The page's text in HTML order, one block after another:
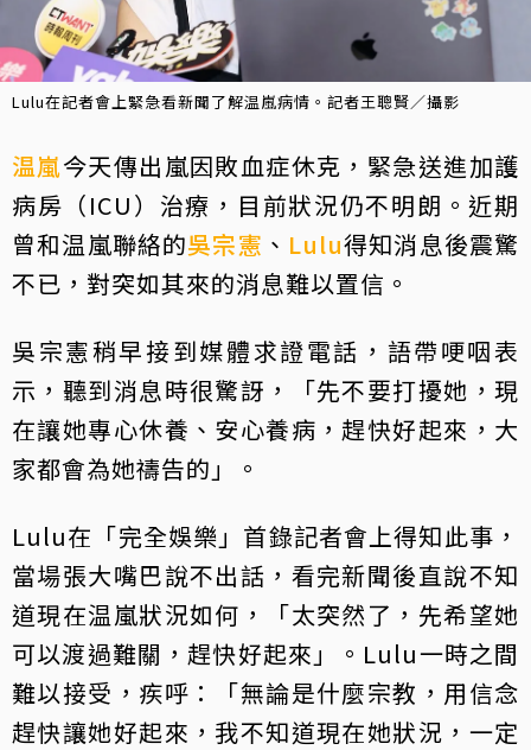
Lulu在記者會上緊急看新聞了解温嵐病情。記者王聰賢／攝影
温嵐今天傳出嵐因敗血症休克，緊急送進加護
病房（ICU）治療，目前狀況仍不明朗。近期
曾和温嵐聯絡的吳宗憲 、 Lulu得知消息後震驚
不已，對突如其來的消息難以置信。
吳宗憲稍早接到媒體求證電話，語帶哽咽表
示，聽到消息時很驚訝，「先不要打擾她，現
在讓她專心休養、安心養病，趕快好起來，大
家都會為她禱告的」。
Lulu在「完全娛樂」首錄記者會上得知此事，
當場張大嘴巴說不出話，看完新聞後直說不知
道現在温嵐狀況如何，「太突然了，先希望她
可以渡過難關，趕快好起來」。Lulu一時之間
難以接受，疾呼：「無論是什麼宗教，用信念
趕快讓她好起來，我不知道現在她狀況，一定